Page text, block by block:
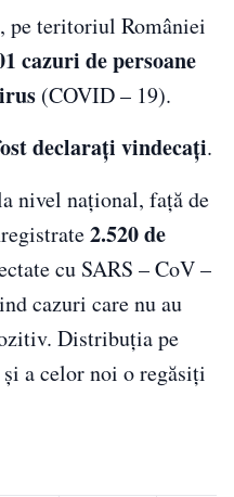
pe teritoriul României
cazuri de persoane
(COVID – 19).
declarați vindecați.
nivel național, față de
2.520 de
cu SARS – CoV –
cazuri care nu au
Distribuția pe
a celor noi o regăsiți